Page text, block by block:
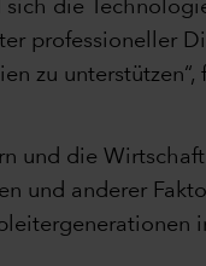
die
professioneller
zu
und die
und anderer